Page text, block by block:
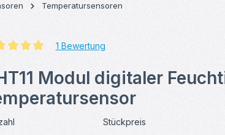
Temperatursensoren
1 Bewertung
Modul digitaler
Stückpreis